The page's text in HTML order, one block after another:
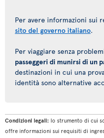
Per avere informazioni sui
sito del governo italiano.
Per viaggiare senza
passeggeri di munirsi di un
destinazioni in cui una
identità sono alternative
Condizioni legali: lo strumento di cui
offre informazioni sui requisiti di